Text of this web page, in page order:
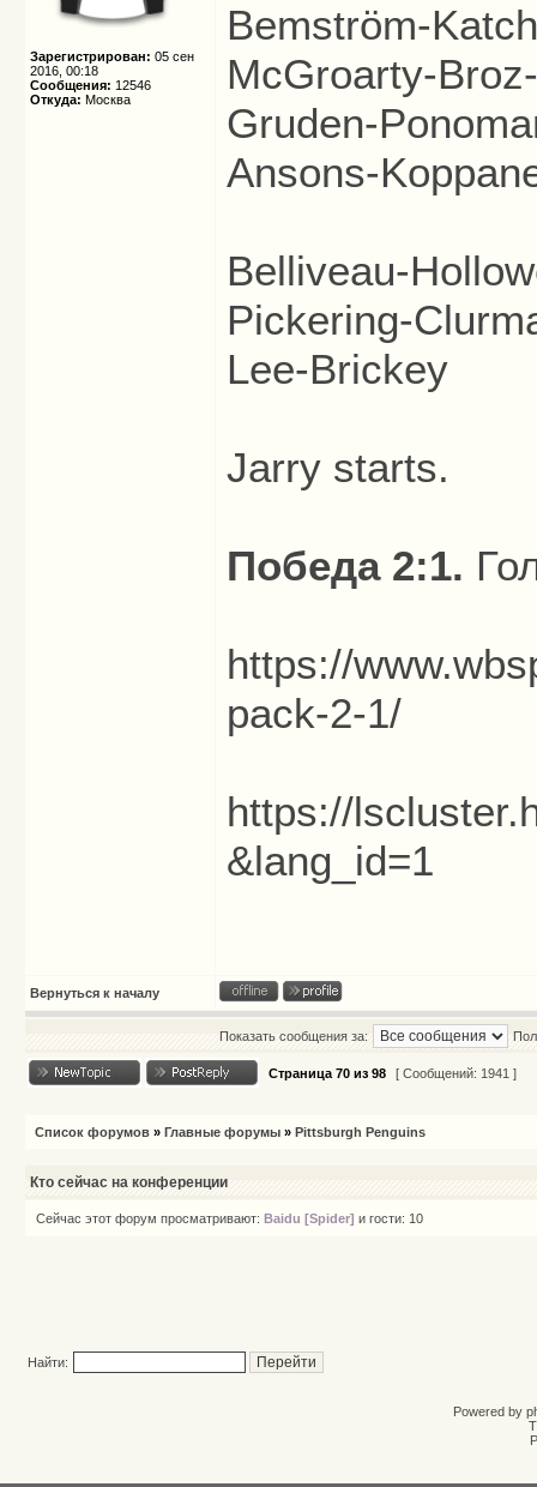
Зарегистрирован: 05 сен
2016, 00:18
Сообщения: 12546
Откуда: Москва
Bemström-
McGroarty-
Gruden-
Ansons-
Belliveau-
Pickering-
Lee-Brickey
Jarry starts.
Победа 2:1.
https://
pack-2-1/
https://
&lang_id=1
Вернуться к началу
Показать сообщения за:
Страница 70 из 98 [ Сообщений: 1941 ]
Список форумов » Главные форумы » Pittsburgh Penguins
Кто сейчас на конференции
Сейчас этот форум просматривают: Baidu [Spider] и гости: 10
Найти:
Powered by